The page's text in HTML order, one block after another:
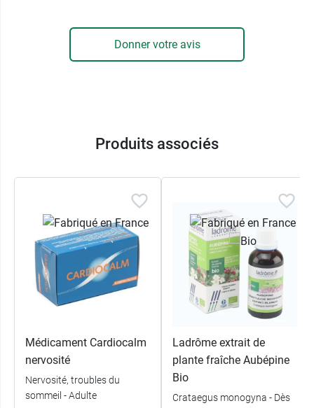
Donner votre avis
Produits associés
Médicament Cardiocalm
nervosité
Nervosité, troubles du
sommeil - Adulte
Ladrôme extrait de
plante fraîche Aubépine
Bio
Crataegus monogyna - Dès